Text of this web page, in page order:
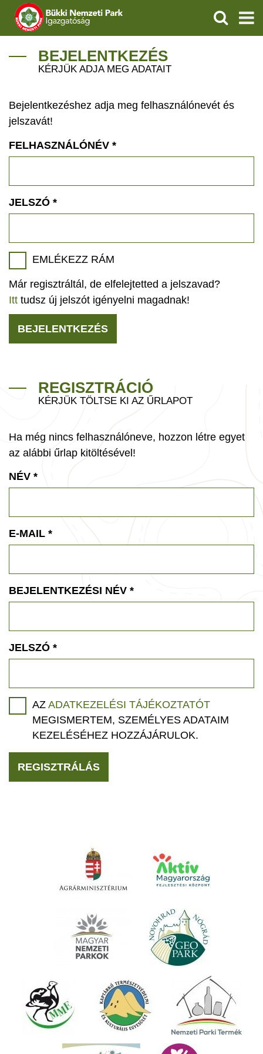
IGAZGATÓSÁG
VÍZVÉDELEM
ÖKOTURIZMUS
GEOPARKOK
KERESÉS
BEJELENTKEZÉS
KÉRJÜK ADJA MEG ADATAIT
Bejelentkezéshez adja meg felhasználónevét és
jelszavát!
FELHASZNÁLÓNÉV *
JELSZÓ *
EMLÉKEZZ RÁM
Már regisztráltál, de elfelejtetted a jelszavad?
Itt tudsz új jelszót igényelni magadnak!
BEJELENTKEZÉS
REGISZTRÁCIÓ
KÉRJÜK TÖLTSE KI AZ ŰRLAPOT
Ha még nincs felhasználóneve, hozzon létre egyet
az alábbi űrlap kitöltésével!
NÉV *
E-MAIL *
BEJELENTKEZÉSI NÉV *
JELSZÓ *
AZ ADATKEZELÉSI TÁJÉKOZTATÓT
MEGISMERTEM, SZEMÉLYES ADATAIM
KEZELÉSÉHEZ HOZZÁJÁRULOK.
REGISZTRÁLÁS